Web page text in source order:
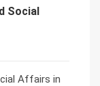
Social
Affairs in